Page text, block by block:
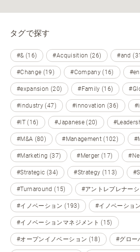
タグで探す
#& (16) #Acquisition (26) #and
#Change (19) #Company (16)
#expansion (20) #Family (16)
#industry (47) #innovation (36)
#IT (16) #Japanese (20)
#M&A (80) #Management (102)
#Marketing (37) #Merger (17)
#Strategic (34) #Strategy (113)
#Turnaround (15) #アントレプレナー
#イノベーション (193) #イノベーショ
#イノベーションマネジメント (15)
#オープンイノベーション (18) #グロー